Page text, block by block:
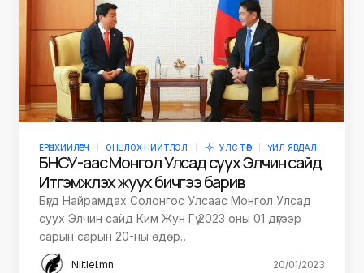
ЕРӨНХИЙЛӨГЧ ОНЦЛОХ НИЙТЛЭЛ УЛС ТӨР ҮЙЛ ЯВДАЛ
БНСУ-аас Монгол Улсад суух Элчин сайд
Итгэмжлэх жуух бичгээ барив
Бүгд Найрамдах Солонгос Улсаас Монгол Улсад
суух Элчин сайд Ким Жун Гү 2023 оны 01 дүгээр
сарын сарын 20-ны өдөр…
Niitlel.mn 20/01/2023